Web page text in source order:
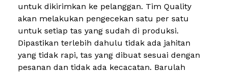
untuk dikirimkan ke pelanggan. Tim Quality
akan melakukan pengecekan satu per satu
untuk setiap tas yang sudah di produksi.
Dipastikan terlebih dahulu tidak ada jahitan
yang tidak rapi, tas yang dibuat sesuai dengan
pesanan dan tidak ada kecacatan. Barulah